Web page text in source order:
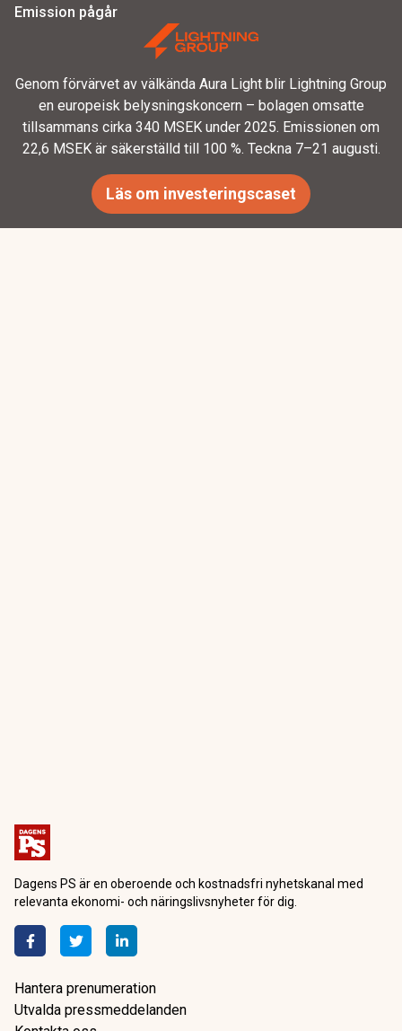
Emission pågår
Genom förvärvet av välkända Aura Light blir Lightning Group
en europeisk belysningskoncern – bolagen omsatte
tillsammans cirka 340 MSEK under 2025. Emissionen om
22,6 MSEK är säkerställd till 100 %. Teckna 7–21 augusti.
Läs om investeringscaset
Dagens PS är en oberoende och kostnadsfri nyhetskanal med
relevanta ekonomi- och näringslivsnyheter för dig.
Hantera prenumeration
Utvalda pressmeddelanden